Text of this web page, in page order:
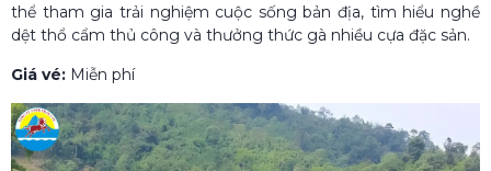
thể tham gia trải nghiệm cuộc sống bản địa, tìm hiểu nghề
dệt thổ cẩm thủ công và thưởng thức gà nhiều cựa đặc sản.
Giá vé: Miễn phí